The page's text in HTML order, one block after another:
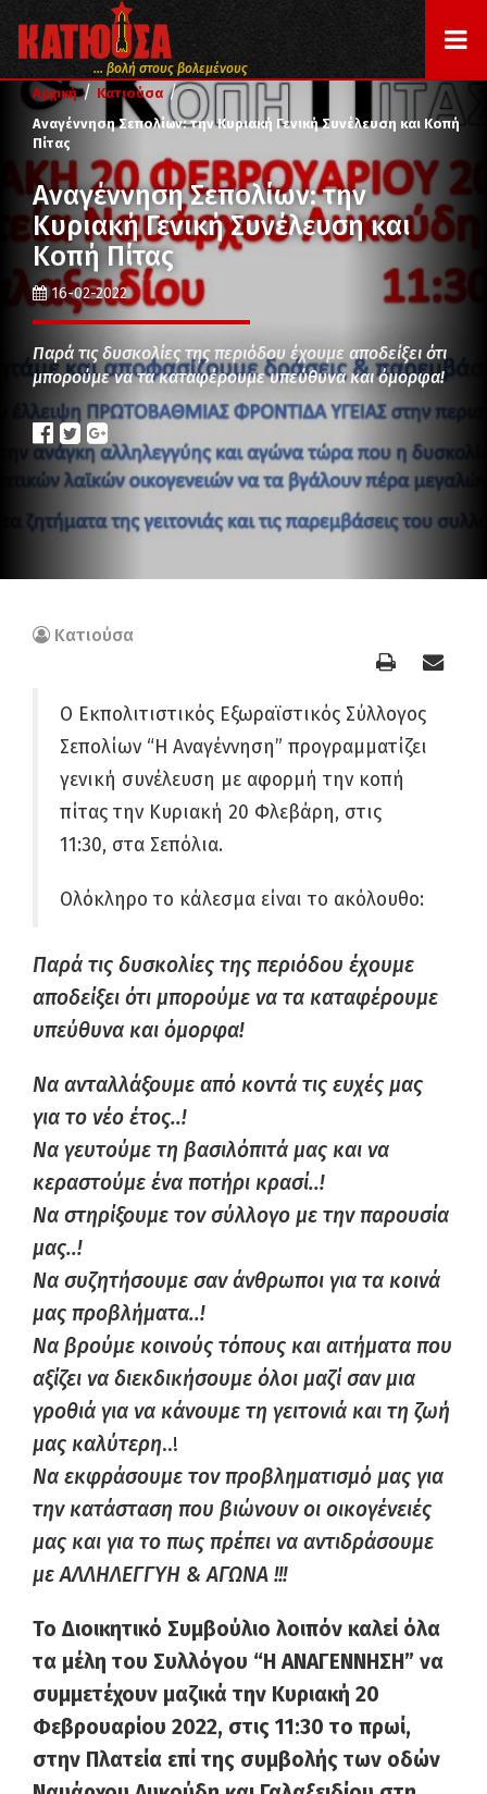
... βολή στους βολεμένους
Αρχική / Κατιούσα /
Αναγέννηση Σεπολίων: την Κυριακή Γενική Συνέλευση και Κοπή
Πίτας
Αναγέννηση Σεπολίων: την
Κυριακή Γενική Συνέλευση και
Κοπή Πίτας
16-02-2022
Παρά τις δυσκολίες της περιόδου έχουμε αποδείξει ότι
μπορούμε να τα καταφέρουμε υπεύθυνα και όμορφα!
Κατιούσα
Ο Εκπολιτιστικός Εξωραϊστικός Σύλλογος
Σεπολίων “Η Αναγέννηση” προγραμματίζει
γενική συνέλευση με αφορμή την κοπή
πίτας την Κυριακή 20 Φλεβάρη, στις
11:30, στα Σεπόλια.
Ολόκληρο το κάλεσμα είναι το ακόλουθο:
Παρά τις δυσκολίες της περιόδου έχουμε
αποδείξει ότι μπορούμε να τα καταφέρουμε
υπεύθυνα και όμορφα!
Να ανταλλάξουμε από κοντά τις ευχές μας
για το νέο έτος..!
Να γευτούμε τη βασιλόπιτά μας και να
κεραστούμε ένα ποτήρι κρασί..!
Να στηρίξουμε τον σύλλογο με την παρουσία
μας..!
Να συζητήσουμε σαν άνθρωποι για τα κοινά
μας προβλήματα..!
Να βρούμε κοινούς τόπους και αιτήματα που
αξίζει να διεκδικήσουμε όλοι μαζί σαν μια
γροθιά για να κάνουμε τη γειτονιά και τη ζωή
μας καλύτερη..!
Να εκφράσουμε τον προβληματισμό μας για
την κατάσταση που βιώνουν οι οικογένειές
μας και για το πως πρέπει να αντιδράσουμε
με ΑΛΛΗΛΕΓΓΥΗ & ΑΓΩΝΑ !!!
Το Διοικητικό Συμβούλιο λοιπόν καλεί όλα
τα μέλη του Συλλόγου “Η ΑΝΑΓΕΝΝΗΣΗ” να
συμμετέχουν μαζικά την Κυριακή 20
Φεβρουαρίου 2022, στις 11:30 το πρωί,
στην Πλατεία επί της συμβολής των οδών